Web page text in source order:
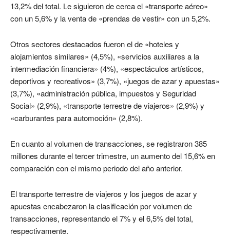
13,2% del total. Le siguieron de cerca el «transporte aéreo»
con un 5,6% y la venta de «prendas de vestir» con un 5,2%.
Otros sectores destacados fueron el de «hoteles y
alojamientos similares» (4,5%), «servicios auxiliares a la
intermediación financiera» (4%), «espectáculos artísticos,
deportivos y recreativos» (3,7%), «juegos de azar y apuestas»
(3,7%), «administración pública, impuestos y Seguridad
Social» (2,9%), «transporte terrestre de viajeros» (2,9%) y
«carburantes para automoción» (2,8%).
En cuanto al volumen de transacciones, se registraron 385
millones durante el tercer trimestre, un aumento del 15,6% en
comparación con el mismo periodo del año anterior.
El transporte terrestre de viajeros y los juegos de azar y
apuestas encabezaron la clasificación por volumen de
transacciones, representando el 7% y el 6,5% del total,
respectivamente.